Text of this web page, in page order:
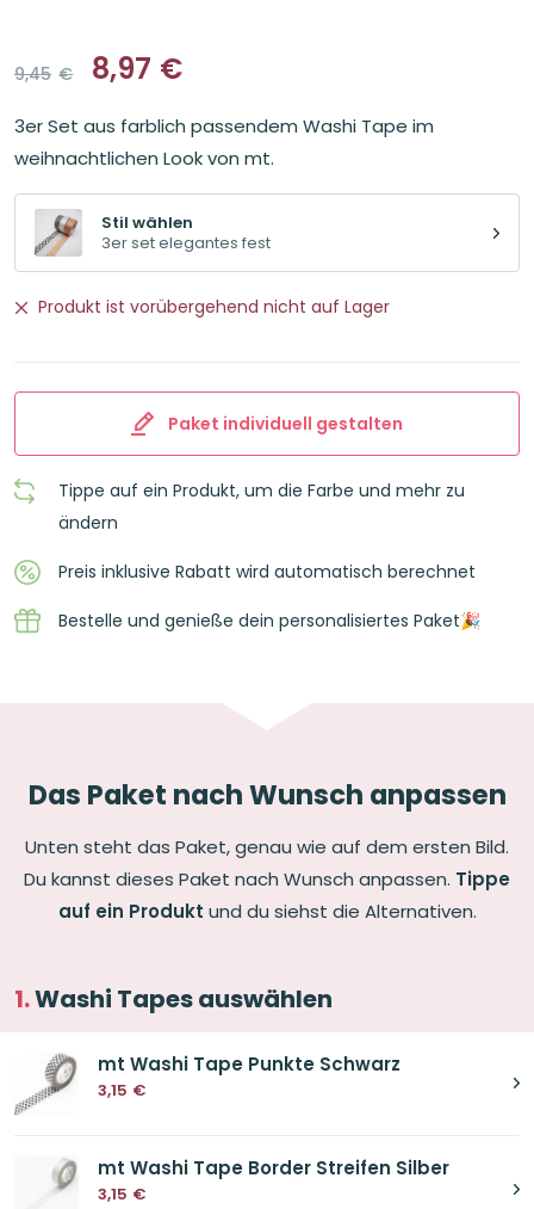
9,45 €
Ursprünglicher
Preis
war:
9,45€
8,97 €
Aktueller
Preis
ist:
8,97€.
3er Set aus farblich passendem Washi Tape im
weihnachtlichen Look von mt.
Stil wählen
3er set elegantes fest
Produkt ist vorübergehend nicht auf Lager
Paket individuell gestalten
Tippe auf ein Produkt, um die Farbe und mehr zu
ändern
Preis inklusive Rabatt wird automatisch berechnet
Bestelle und genieße dein personalisiertes Paket🎉
Das Paket nach Wunsch anpassen
Unten steht das Paket, genau wie auf dem ersten Bild.
Du kannst dieses Paket nach Wunsch anpassen. Tippe
auf ein Produkt und du siehst die Alternativen.
Washi Tapes auswählen
mt Washi Tape Punkte Schwarz
3,15 €
mt Washi Tape Border Streifen Silber
3,15 €